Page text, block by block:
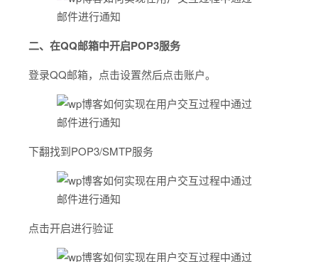
二、在QQ邮箱中开启POP3服务
登录QQ邮箱，点击设置然后点击账户。
下翻找到POP3/SMTP服务
点击开启进行验证